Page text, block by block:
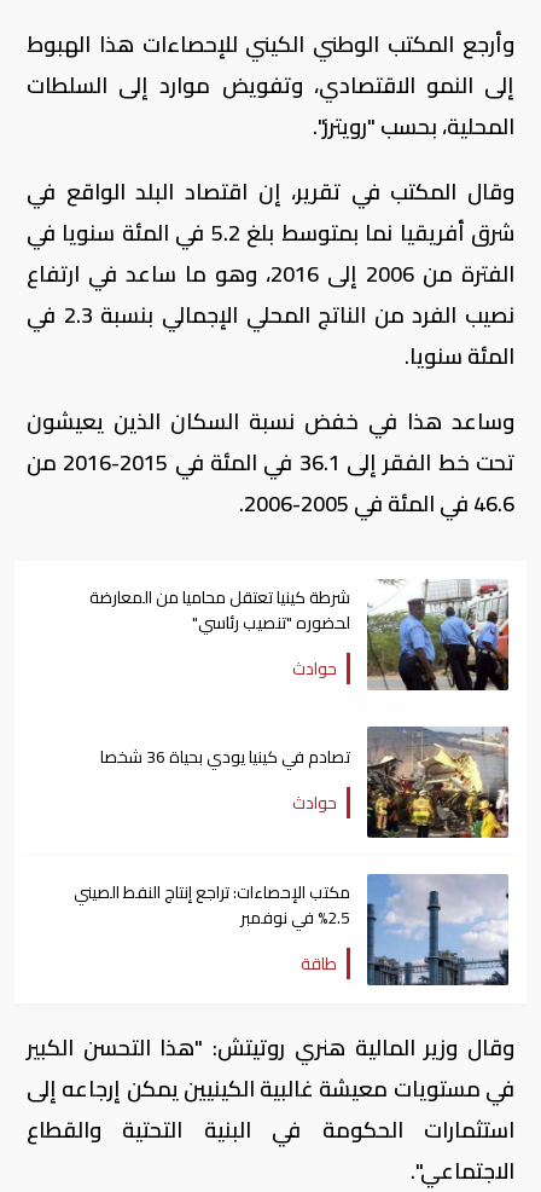
وأرجع المكتب الوطني الكيني للإحصاءات هذا الهبوط
إلى النمو الاقتصادي، وتفويض موارد إلى السلطات
المحلية، بحسب "رويترز".
وقال المكتب في تقرير، إن اقتصاد البلد الواقع في
شرق أفريقيا نما بمتوسط بلغ 5.2 في المئة سنويا في
الفترة من 2006 إلى 2016، وهو ما ساعد في ارتفاع
نصيب الفرد من الناتج المحلي الإجمالي بنسبة 2.3 في
المئة سنويا.
وساعد هذا في خفض نسبة السكان الذين يعيشون
تحت خط الفقر إلى 36.1 في المئة في 2015-2016 من
46.6 في المئة في 2005-2006.
شرطة كينيا تعتقل محاميا من المعارضة
لحضوره "تنصيب رئاسي"
حوادث
تصادم في كينيا يودي بحياة 36 شخصا
حوادث
مكتب الإحصاءات: تراجع إنتاج النفط الصيني
2.5% في نوفمبر
طاقة
وقال وزير المالية هنري روتيتش: "هذا التحسن الكبير
في مستويات معيشة غالبية الكينيين يمكن إرجاعه إلى
استثمارات الحكومة في البنية التحتية والقطاع
الاجتماعي".